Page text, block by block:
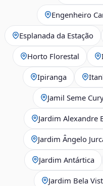
Engenheiro
Esplanada da Estação
Horto Florestal
Ipiranga
Jamil Seme
Jardim Alexandre
Jardim Ângelo
Jardim Antártica
Jardim Bela